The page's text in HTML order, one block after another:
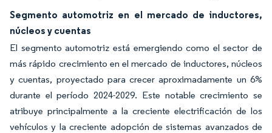
Segmento automotriz en el mercado de inductores,
núcleos y cuentas
El segmento automotriz está emergiendo como el sector de
más rápido crecimiento en el mercado de inductores, núcleos
y cuentas, proyectado para crecer aproximadamente un 6%
durante el período 2024-2029. Este notable crecimiento se
atribuye principalmente a la creciente electrificación de los
vehículos y la creciente adopción de sistemas avanzados de